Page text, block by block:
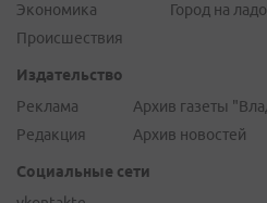
Экономика
Происшествия
Город на
Издательство
Реклама
Редакция
Архив газеты
Архив новостей
Социальные сети